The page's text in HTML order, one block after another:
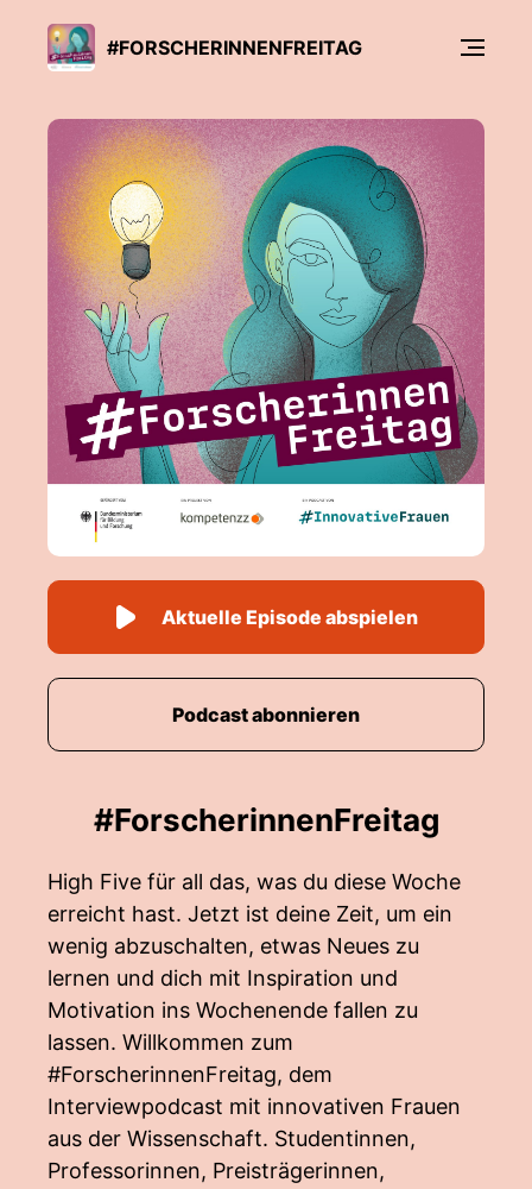
#FORSCHERINNENFREITAG
#ForscherinnenFreitag
High Five für all das, was du diese Woche
erreicht hast. Jetzt ist deine Zeit, um ein
wenig abzuschalten, etwas Neues zu
lernen und dich mit Inspiration und
Motivation ins Wochenende fallen zu
lassen. Willkommen zum
#ForscherinnenFreitag, dem
Interviewpodcast mit innovativen Frauen
aus der Wissenschaft. Studentinnen,
Professorinnen, Preisträgerinnen,
Aktuelle Episode abspielen
Podcast abonnieren